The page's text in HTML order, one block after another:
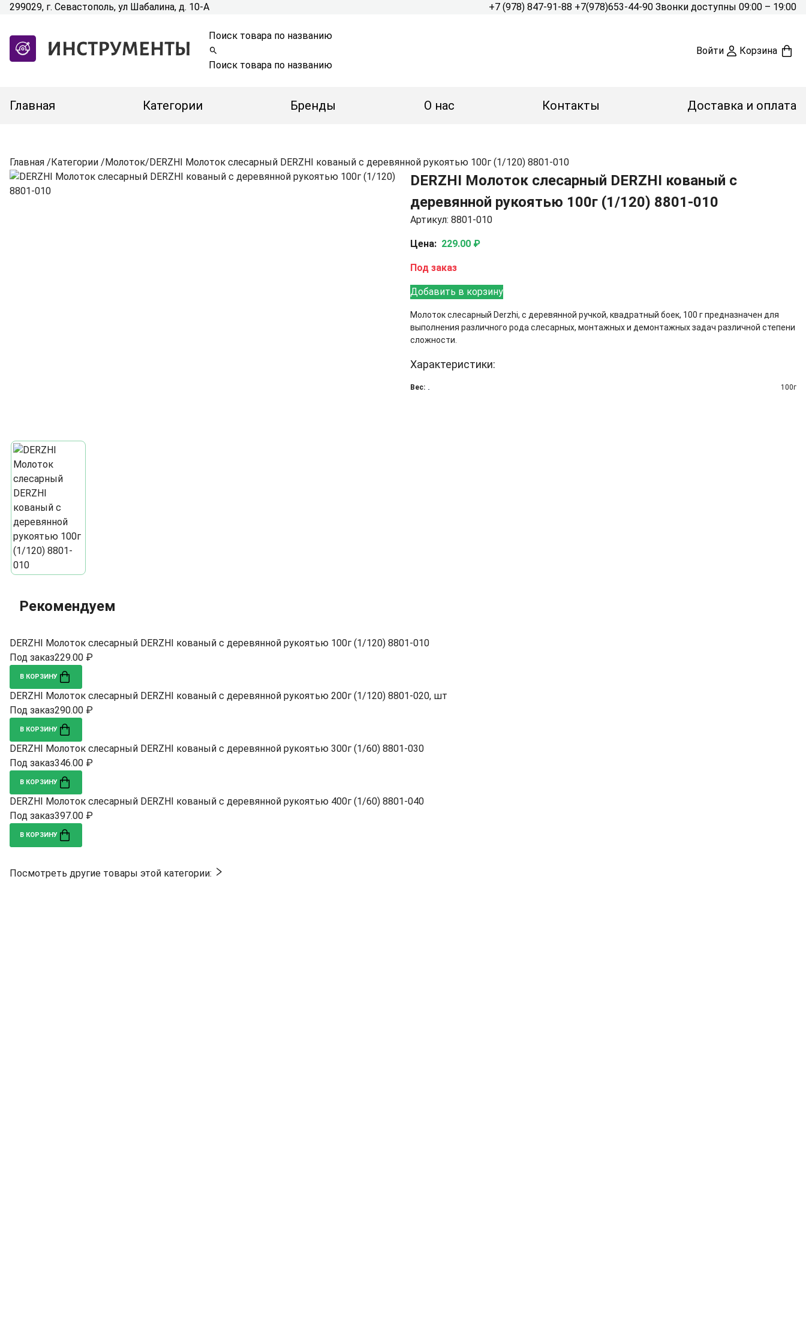
299029, г. Севастополь, ул Шабалина, д. 10-А +7 (978) 847-91-88 +7(978)653-44-90 Звонки доступны 09:00 – 19:00
Поиск товара по названию
Поиск товара по названию
Войти Корзина
Главная Категории Бренды О нас Контакты Доставка и оплата
Главная /Категории /Молоток/DERZHI Молоток слесарный DERZHI кованый с деревянной рукоятью 100г (1/120) 8801-010
DERZHI Молоток слесарный DERZHI кованый с
деревянной рукоятью 100г (1/120) 8801-010
Артикул: 8801-010
Цена: 229.00 ₽
Под заказ
Добавить в корзину
Молоток слесарный Derzhi, с деревянной ручкой, квадратный боек, 100 г предназначен для
выполнения различного рода слесарных, монтажных и демонтажных задач различной степени
сложности.
Характеристики:
Вес: 100г
Рекомендуем
DERZHI Молоток слесарный DERZHI кованый с деревянной рукоятью 100г (1/120) 8801-010
Под заказ229.00 ₽
В КОРЗИНУ
DERZHI Молоток слесарный DERZHI кованый с деревянной рукоятью 200г (1/120) 8801-020, шт
Под заказ290.00 ₽
В КОРЗИНУ
DERZHI Молоток слесарный DERZHI кованый с деревянной рукоятью 300г (1/60) 8801-030
Под заказ346.00 ₽
В КОРЗИНУ
DERZHI Молоток слесарный DERZHI кованый с деревянной рукоятью 400г (1/60) 8801-040
Под заказ397.00 ₽
В КОРЗИНУ
Посмотреть другие товары этой категории: